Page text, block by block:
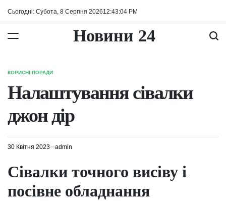
Сьогодні: Субота, 8 Серпня 202612:43:04 PM
Новини 24
ОПУБЛІКУВАТИ
КОРИСНІ ПОРАДИ
Налаштування сівалки
джон дір
30 Квітня 2023 admin
Сівалки точного висіву і
посівне обладнання